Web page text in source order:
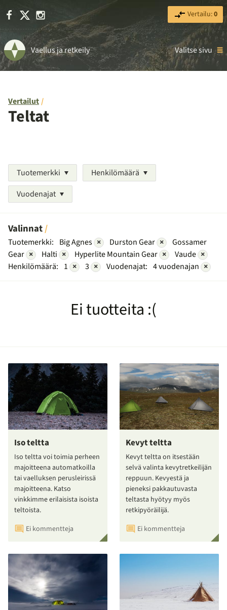
Facebook Instagram Vertailu:0
Vaellus ja retkeily Valitse sivu
Vertailut
Teltat
Tuotemerkki
Henkilömäärä
Vuodenajat
Valinnat
Tuotemerkki: Big Agnes × Durston Gear ×
Gossamer
Gear × Halti × Hyperlite Mountain Gear × Vaude ×
Henkilömäärä: 1 × 3 × Vuodenajat: 4 vuodenajan ×
Ei tuotteita :(
Iso teltta
Iso teltta voi toimia perheen
majoitteena automatkoilla
tai vaelluksen perusleirissä
majoitteena. Katso
vinkkimme erilaisista isoista
teltoista.
Ei kommentteja
Kevyt teltta
Kevyt teltta on itsestään
selvä valinta kevytretkeilijän
reppuun. Kevyestä ja
pieneksi pakkautuvasta
teltasta hyötyy myös
retkipyöräilijä.
Ei kommentteja